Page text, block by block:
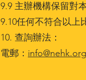
9.9 主辦機構保留對
9.10任何不符合以上
10. 查詢辦法：
電郵： info@nehk.org